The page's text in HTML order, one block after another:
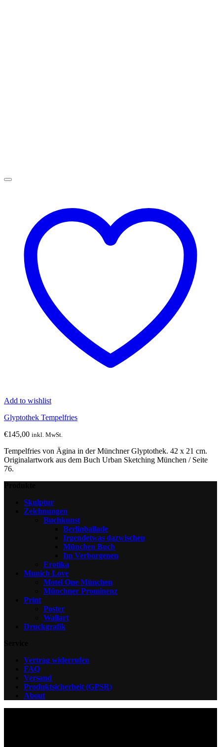
Add to wishlist
Glyptothek Tempelfries
€145,00 inkl. MwSt.
Tempelfries von Ägina in der Münchner Glyptothek. 42 x 21 cm.
Originalartwork aus dem Buch Urban Sketching München / Seite
76.
Skulptur
Zeichnungen
Buchkunst
Berlinballade
Irgendetwas dazwischen
München Buch
Im Verborgenen
Erotika
Munich Love
Motel One München
Münchner Prominenz
Print
Poster
Wallart
Druckgrafik
Vertrag widerrufen
FAQ
Versand
Produktsicherheit (GPSR)
About